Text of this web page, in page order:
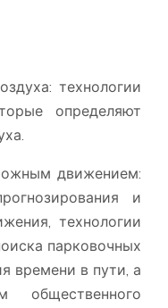
технологии
определяют
движением:
и
технологии
парковочных
времени в пути, а
общественного